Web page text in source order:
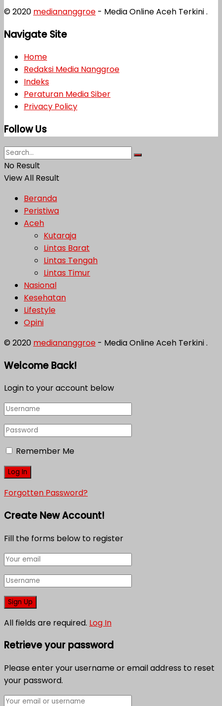
© 2020 mediananggroe - Media Online Aceh Terkini .
Navigate Site
Home
Redaksi Media Nanggroe
Indeks
Peraturan Media Siber
Privacy Policy
Follow Us
No Result
View All Result
Beranda
Peristiwa
Aceh
Kutaraja
Lintas Barat
Lintas Tengah
Lintas Timur
Nasional
Kesehatan
Lifestyle
Opini
© 2020 mediananggroe - Media Online Aceh Terkini .
Welcome Back!
Login to your account below
Remember Me
Forgotten Password?
Create New Account!
Fill the forms below to register
All fields are required. Log In
Retrieve your password
Please enter your username or email address to reset
your password.